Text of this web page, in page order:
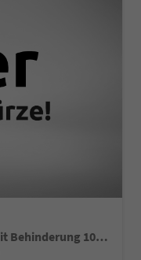
Selection Angebot f. Menschen mit Behinderung 100%! 1.0 TSI 115PS, 16"Alu, Climatronic, Dachreling, M-Lederlenkrad, LED-Scheinwerfer, Tempomat, Parksensoren hinten, Virtual Cockpit 8", SunSet, Infotainment 8" + Wireless SmartLink